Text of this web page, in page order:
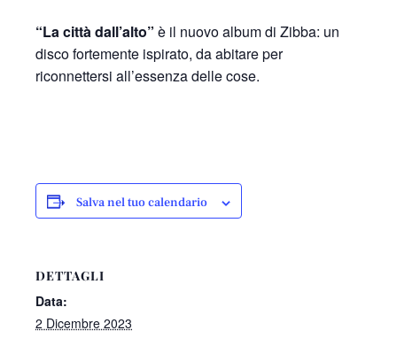
“La città dall’alto” è il nuovo album di Zibba: un
disco fortemente ispirato, da abitare per
riconnettersi all’essenza delle cose.
Salva nel tuo calendario
DETTAGLI
Data:
2 Dicembre 2023